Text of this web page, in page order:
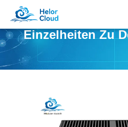
Einzelheiten Zu